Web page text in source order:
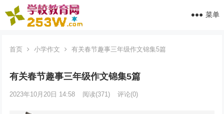
菜单
首页 小学作文 有关春节趣事三年级作文锦集5篇
有关春节趣事三年级作文锦集5篇
2023年10月20日 14:58 阅读(371) 评论(0)